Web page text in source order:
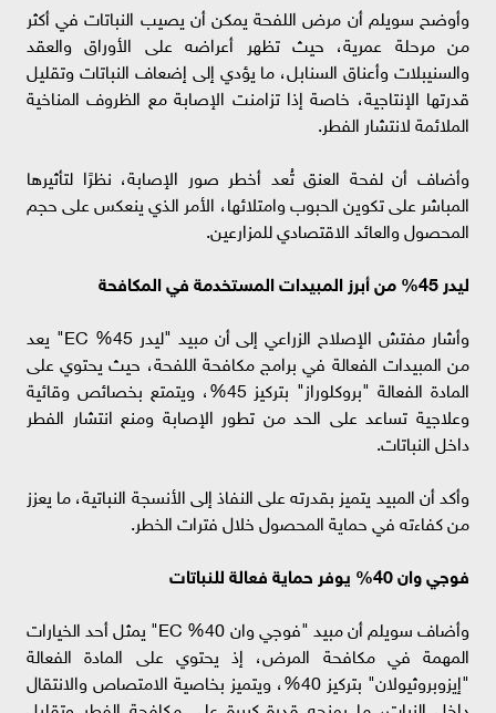
وأوضح سويلم أن مرض اللفحة يمكن أن يصيب النباتات في أكثر
من مرحلة عمرية، حيث تظهر أعراضه على الأوراق والعقد
والسنيبلات وأعناق السنابل، ما يؤدي إلى إضعاف النباتات وتقليل
قدرتها الإنتاجية، خاصة إذا تزامنت الإصابة مع الظروف المناخية
الملائمة لانتشار الفطر.
وأضاف أن لفحة العنق تُعد أخطر صور الإصابة، نظرًا لتأثيرها
المباشر على تكوين الحبوب وامتلائها، الأمر الذي ينعكس على حجم
المحصول والعائد الاقتصادي للمزارعين.
ليدر 45% من أبرز المبيدات المستخدمة في المكافحة
وأشار مفتش الإصلاح الزراعي إلى أن مبيد "ليدر 45% EC" يعد
من المبيدات الفعالة في برامج مكافحة اللفحة، حيث يحتوي على
المادة الفعالة "بروكلوراز" بتركيز 45%، ويتمتع بخصائص وقائية
وعلاجية تساعد على الحد من تطور الإصابة ومنع انتشار الفطر
داخل النباتات.
وأكد أن المبيد يتميز بقدرته على النفاذ إلى الأنسجة النباتية، ما يعزز
من كفاءته في حماية المحصول خلال فترات الخطر.
فوجي وان 40% يوفر حماية فعالة للنباتات
وأضاف سويلم أن مبيد "فوجي وان 40% EC" يمثل أحد الخيارات
المهمة في مكافحة المرض، إذ يحتوي على المادة الفعالة
"إيزوبروثيولان" بتركيز 40%، ويتميز بخاصية الامتصاص والانتقال